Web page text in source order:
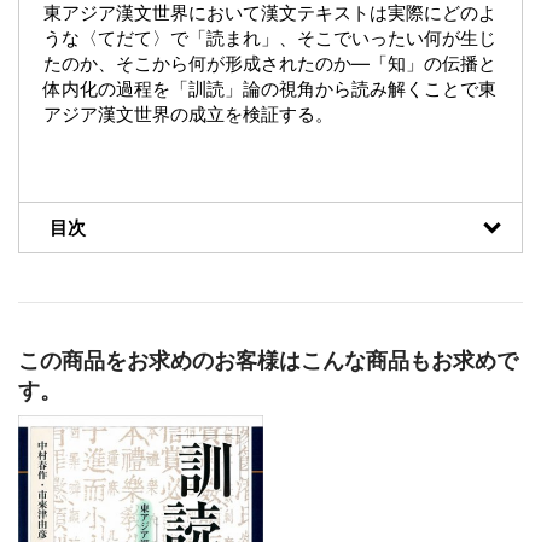
東アジア漢文世界において漢文テキストは実際にどのよ
うな〈てだて〉で「読まれ」、そこでいったい何が生じ
たのか、そこから何が形成されたのか―「知」の伝播と
体内化の過程を「訓読」論の視角から読み解くことで東
アジア漢文世界の成立を検証する。
目次
この商品をお求めのお客様はこんな商品もお求めで
す。